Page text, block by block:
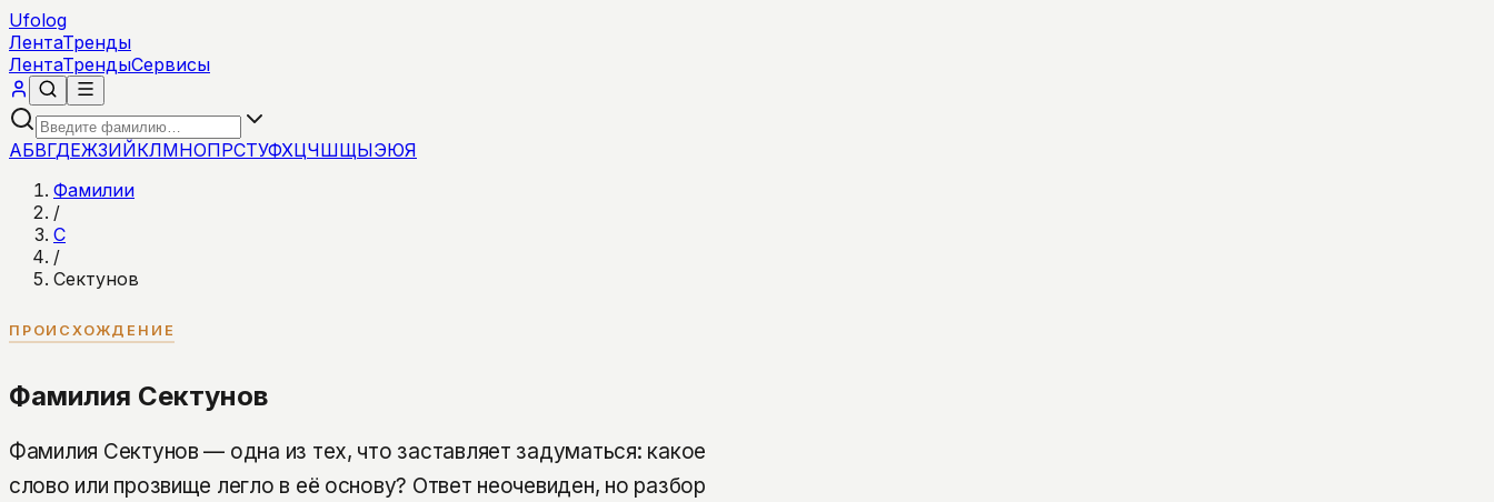
Ufolog
ЛентаТренды
ЛентаТрендыСервисы
АБВГДЕЖЗИЙКЛМНОПРСТУФХЦЧШЩЫЭЮЯ
Фамилии
/
С
/
Сектунов
ПРОИСХОЖДЕНИЕ
Фамилия Сектунов
Фамилия Сектунов — одна из тех, что заставляет задуматься: какое
слово или прозвище легло в её основу? Ответ неочевиден, но разбор